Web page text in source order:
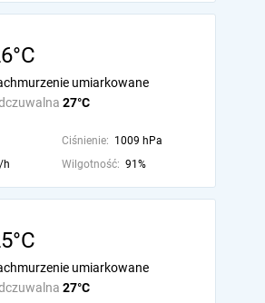
27°C
umiarkowane
Ciśnienie: 1009 hPa
h Wilgotność: 91%
27°C
umiarkowane